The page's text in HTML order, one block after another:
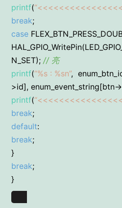
printf(
break;
case
N_SET); // 亮
printf(“%s : %sn”,
>id], enum_event_string[btn-
printf(
break;
default:
break;
}
break;
}